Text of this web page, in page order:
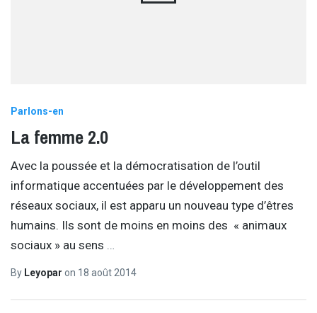
Parlons-en
La femme 2.0
Avec la poussée et la démocratisation de l’outil
informatique accentuées par le développement des
réseaux sociaux, il est apparu un nouveau type d’êtres
humains. Ils sont de moins en moins des « animaux
sociaux » au sens …
By Leyopar on 18 août 2014